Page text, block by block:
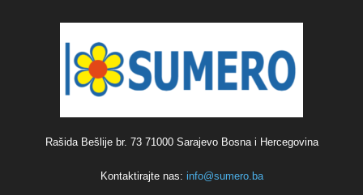
Rašida Bešlije br. 73 71000 Sarajevo Bosna i Hercegovina
Kontaktirajte nas: info@sumero.ba